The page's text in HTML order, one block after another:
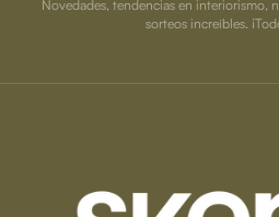
Novedades, tendencias en interiorismo,
sorteos increíbles.